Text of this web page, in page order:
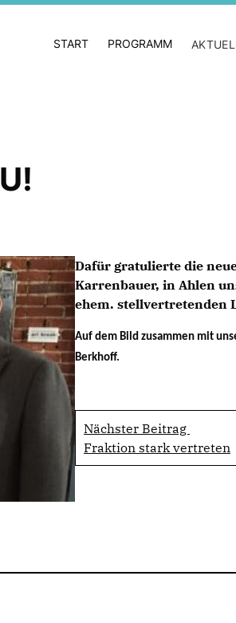
START PROGRAMM
Dafür gratulierte die
Karrenbauer, in Ahlen
ehem. stellvertretenden
Auf dem Bild zusammen mit
Berkhoff.
Nächster Beitrag
Fraktion stark vertreten